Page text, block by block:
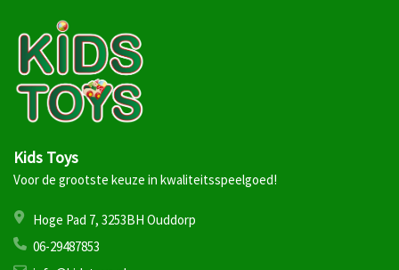
Kids Toys
Voor de grootste keuze in kwaliteitsspeelgoed!
Hoge Pad 7, 3253BH Ouddorp
06-29487853